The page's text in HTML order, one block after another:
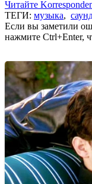
Читайте
ТЕГИ: музыка,
Если вы заметили
нажмите Ctrl+Enter,